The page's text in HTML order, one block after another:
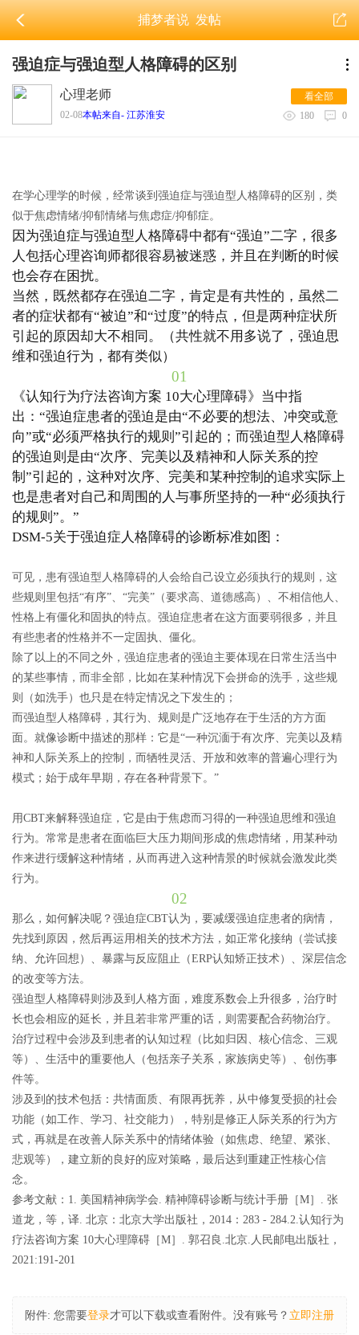
捕梦者说发帖
强迫症与强迫型人格障碍的区别
心理老师
02-08本帖来自- 江苏淮安
看全部
180
0
在学心理学的时候，经常谈到强迫症与强迫型人格障碍的区别，类
似于焦虑情绪/抑郁情绪与焦虑症/抑郁症。
因为强迫症与强迫型人格障碍中都有“强迫”二字，很多
人包括心理咨询师都很容易被迷惑，并且在判断的时候
也会存在困扰。
当然，既然都存在强迫二字，肯定是有共性的，虽然二
者的症状都有“被迫”和“过度”的特点，但是两种症状所
引起的原因却大不相同。（共性就不用多说了，强迫思
维和强迫行为，都有类似）
01
《认知行为疗法咨询方案 10大心理障碍》当中指
出：“强迫症患者的强迫是由“不必要的想法、冲突或意
向”或“必须严格执行的规则”引起的；而强迫型人格障碍
的强迫则是由“次序、完美以及精神和人际关系的控
制”引起的，这种对次序、完美和某种控制的追求实际上
也是患者对自己和周围的人与事所坚持的一种“必须执行
的规则”。”
DSM-5关于强迫症人格障碍的诊断标准如图：
可见，患有强迫型人格障碍的人会给自己设立必须执行的规则，这
些规则里包括“有序”、“完美”（要求高、道德感高）、不相信他人、
性格上有僵化和固执的特点。强迫症患者在这方面要弱很多，并且
有些患者的性格并不一定固执、僵化。
除了以上的不同之外，强迫症患者的强迫主要体现在日常生活当中
的某些事情，而非全部，比如在某种情况下会拼命的洗手，这些规
则（如洗手）也只是在特定情况之下发生的；
而强迫型人格障碍，其行为、规则是广泛地存在于生活的方方面
面。就像诊断中描述的那样：它是“一种沉湎于有次序、完美以及精
神和人际关系上的控制，而牺牲灵活、开放和效率的普遍心理行为
模式；始于成年早期，存在各种背景下。”
用CBT来解释强迫症，它是由于焦虑而习得的一种强迫思维和强迫
行为。常常是患者在面临巨大压力期间形成的焦虑情绪，用某种动
作来进行缓解这种情绪，从而再进入这种情景的时候就会激发此类
行为。
02
那么，如何解决呢？强迫症CBT认为，要减缓强迫症患者的病情，
先找到原因，然后再运用相关的技术方法，如正常化接纳（尝试接
纳、允许回想）、暴露与反应阻止（ERP认知矫正技术）、深层信念
的改变等方法。
强迫型人格障碍则涉及到人格方面，难度系数会上升很多，治疗时
长也会相应的延长，并且若非常严重的话，则需要配合药物治疗。
治疗过程中会涉及到患者的认知过程（比如归因、核心信念、三观
等）、生活中的重要他人（包括亲子关系，家族病史等）、创伤事
件等。
涉及到的技术包括：共情面质、有限再抚养，从中修复受损的社会
功能（如工作、学习、社交能力），特别是修正人际关系的行为方
式，再就是在改善人际关系中的情绪体验（如焦虑、绝望、紧张、
悲观等），建立新的良好的应对策略，最后达到重建正性核心信
念。
参考文献：1. 美国精神病学会. 精神障碍诊断与统计手册［M］. 张
道龙，等，译. 北京：北京大学出版社，2014：283 - 284.2.认知行为
疗法咨询方案 10大心理障碍［M］. 郭召良.北京.人民邮电出版社，
2021:191-201
附件: 您需要登录才可以下载或查看附件。没有账号？ 立即注册